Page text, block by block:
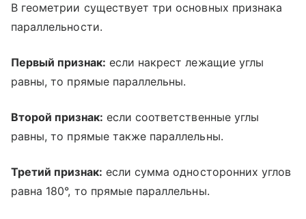
В геометрии существует три основных признака
параллельности.
Первый признак: если накрест лежащие углы
равны, то прямые параллельны.
Второй признак: если соответственные углы
равны, то прямые также параллельны.
Третий признак: если сумма односторонних углов
равна 180°, то прямые параллельны.